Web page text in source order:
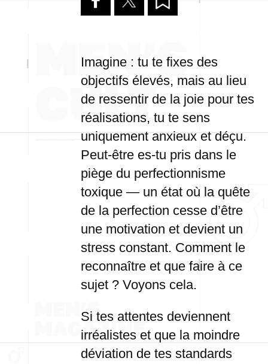
Imagine : tu te fixes des
objectifs élevés, mais au lieu
de ressentir de la joie pour tes
réalisations, tu te sens
uniquement anxieux et déçu.
Peut-être es-tu pris dans le
piège du perfectionnisme
toxique — un état où la quête
de la perfection cesse d’être
une motivation et devient un
stress constant. Comment le
reconnaître et que faire à ce
sujet ? Voyons cela.
Si tes attentes deviennent
irréalistes et que la moindre
déviation de tes standards